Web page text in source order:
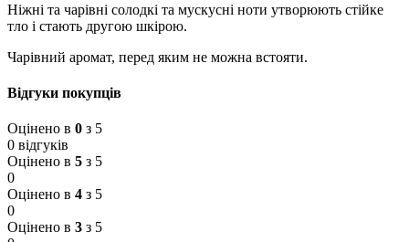
Ніжні та чарівні солодкі та мускусні ноти утворюють стійке
тло і стають другою шкірою.
Чарівний аромат, перед яким не можна встояти.
Відгуки покупців
Оцінено в 0 з 5
0 відгуків
Оцінено в 5 з 5
0
Оцінено в 4 з 5
0
Оцінено в 3 з 5